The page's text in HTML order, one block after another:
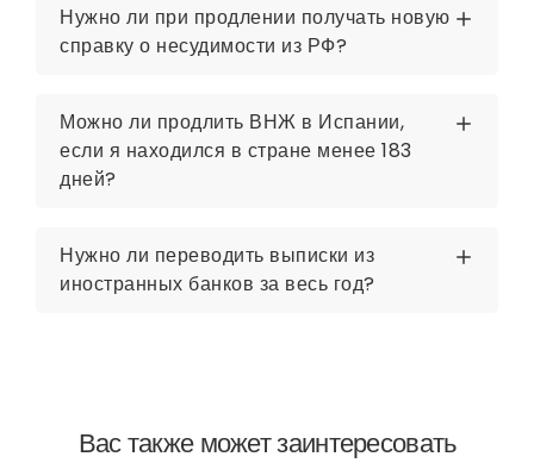
Нужно ли при продлении получать новую
справку о несудимости из РФ?
Можно ли продлить ВНЖ в Испании,
если я находился в стране менее 183
дней?
Нужно ли переводить выписки из
иностранных банков за весь год?
Вас также может заинтересовать